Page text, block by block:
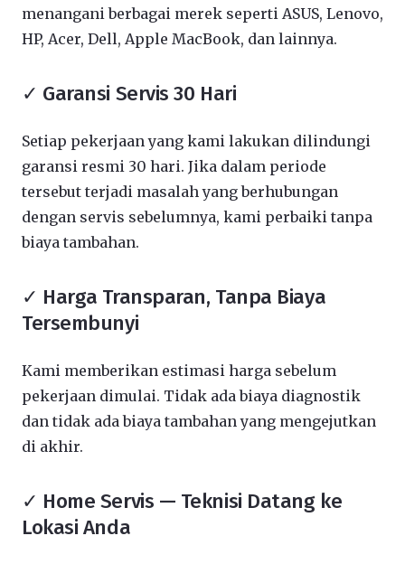
menangani berbagai merek seperti ASUS, Lenovo,
HP, Acer, Dell, Apple MacBook, dan lainnya.
✓ Garansi Servis 30 Hari
Setiap pekerjaan yang kami lakukan dilindungi
garansi resmi 30 hari. Jika dalam periode
tersebut terjadi masalah yang berhubungan
dengan servis sebelumnya, kami perbaiki tanpa
biaya tambahan.
✓ Harga Transparan, Tanpa Biaya
Tersembunyi
Kami memberikan estimasi harga sebelum
pekerjaan dimulai. Tidak ada biaya diagnostik
dan tidak ada biaya tambahan yang mengejutkan
di akhir.
✓ Home Servis — Teknisi Datang ke
Lokasi Anda